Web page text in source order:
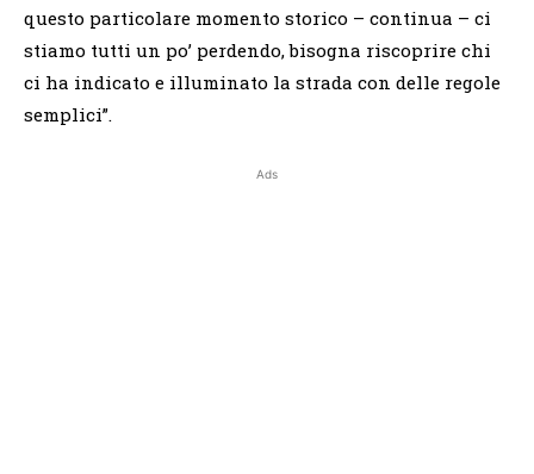
questo particolare momento storico – continua – ci
stiamo tutti un po’ perdendo, bisogna riscoprire chi
ci ha indicato e illuminato la strada con delle regole
semplici”.
Ads